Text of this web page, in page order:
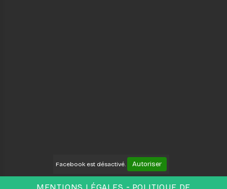
Facebook est désactivé. Autoriser
MENTIONS LÉGALES POLITIQUE DE